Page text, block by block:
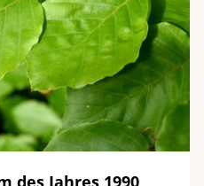
des Jahres 1990